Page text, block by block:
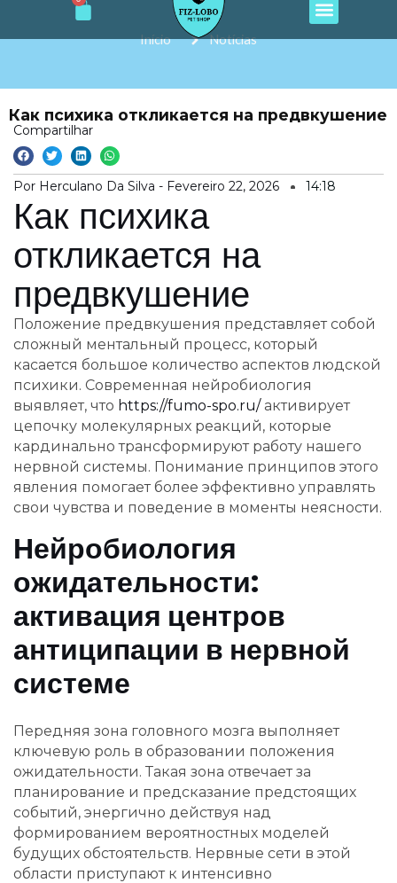
o
r
o
e
p
Início Notícias
Как психика откликается на предвкушение
Compartilhar
Por Herculano Da Silva - Fevereiro 22, 2026 14:18
Как психика
откликается на
предвкушение
Положение предвкушения представляет собой
сложный ментальный процесс, который
касается большое количество аспектов людской
психики. Современная нейробиология
выявляет, что https://fumo-spo.ru/активирует
цепочку молекулярных реакций, которые
кардинально трансформируют работу нашего
нервной системы. Понимание принципов этого
явления помогает более эффективно управлять
свои чувства и поведение в моменты неясности.
Нейробиология
ожидательности:
активация центров
антиципации в нервной
системе
Передняя зона головного мозга выполняет
ключевую роль в образовании положения
ожидательности. Такая зона отвечает за
планирование и предсказание предстоящих
событий, энергично действуя над
формированием вероятностных моделей
будущих обстоятельств. Нервные сети в этой
области приступают к интенсивно